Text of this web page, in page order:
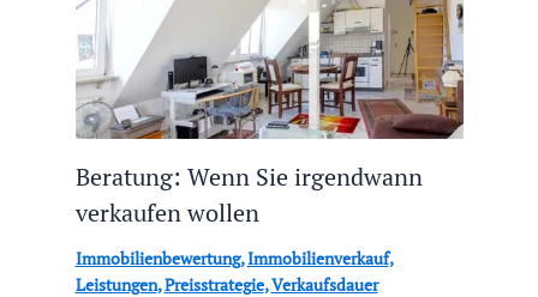
Beratung: Wenn Sie irgendwann
verkaufen wollen
Immobilienbewertung,Immobilienverkauf,
Leistungen,Preisstrategie,Verkaufsdauer